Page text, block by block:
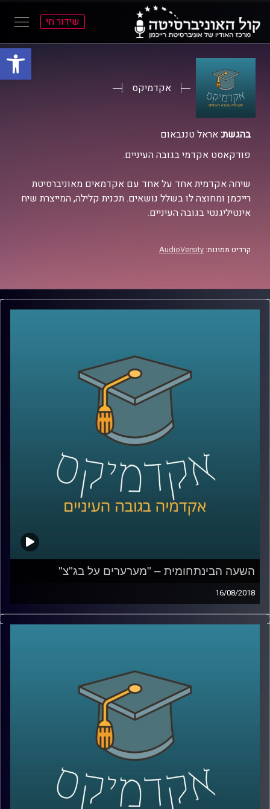
פתח
שידור חי
אקדמיקס
בהגשת:אראל טננבאום
פודקאסט אקדמי בגובה העיניים.
שיחה אקדמית אחד על אחד עם אקדמאים מאוניברסיטת
רייכמן ומחוצה לו בשלל נושאים. תכנית קלילה, המייצרת שיח
אינטיליגנטי בגובה העיניים.
קרדיט תמונות: AudioVersity
השעה הבינתחומית – "מערערים על בג"צ"
16/08/2018
במאבק העיקש בין המחנות הפוליטיים בישראל
הציבור למשול. ד"ר מעוז רוזנטל בדק את
פעילות בג"צ במשך עשרות שנים והגיע
לממצאים שעשויים להפתיע רבים הדבקים
בתדמית זו. וגם – מדוע המהלכים שהובילה
שרת המשפטים, איילת שקד, גרמו לתוצאות
הפוכות מכוונותיה המקוריות?
קרדיט תמונות:AudioVersity